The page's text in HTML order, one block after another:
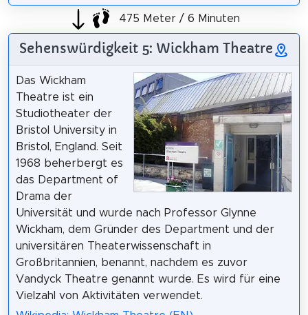
475 Meter / 6 Minuten
Sehenswürdigkeit 5: Wickham Theatre
Das Wickham
Theatre ist ein
Studiotheater der
Bristol University in
Bristol, England. Seit
1968 beherbergt es
das Department of
Drama der
Universität und wurde nach Professor Glynne
Wickham, dem Gründer des Department und der
universitären Theaterwissenschaft in
Großbritannien, benannt, nachdem es zuvor
Vandyck Theatre genannt wurde. Es wird für eine
Vielzahl von Aktivitäten verwendet.